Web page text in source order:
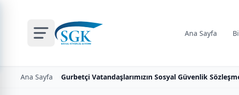
Ana Sayfa
Ana Sayfa Gurbetçi Vatandaşlarımızın Sosyal Güvenlik